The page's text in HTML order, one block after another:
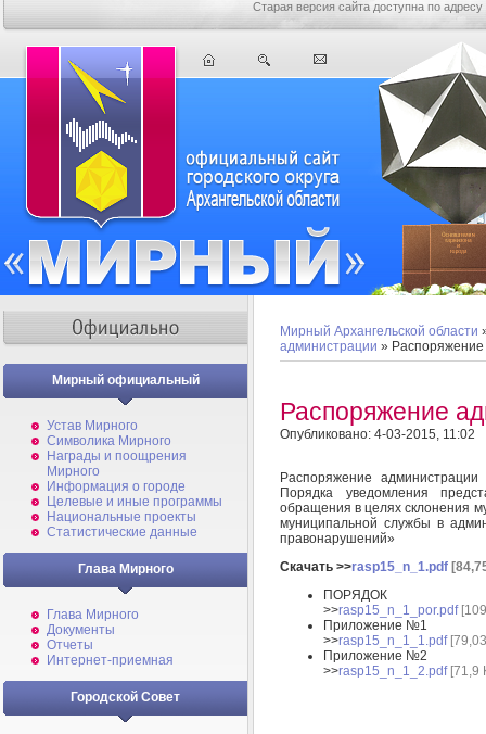
Старая версия сайта доступна по адресу
Мирный официальный
Устав Мирного
Символика Мирного
Награды и поощрения
Мирного
Информация о городе
Целевые и иные программы
Национальные проекты
Статистические данные
Глава Мирного
Глава Мирного
Документы
Отчеты
Интернет-приемная
Городской Совет
Мирный Архангельской области
администрации »
Распоряжение
Опубликовано: 4-03-2015, 11:02
Распоряжение
Порядка уведомления
обращения в целях склонения
муниципальной службы в
правонарушений»
Скачать >>rasp15_n_1.pdf
ПОРЯДОК
>>rasp15_n_1_por.pdf
Приложение №1
>>rasp15_n_1_1.pdf
Приложение №2
>>rasp15_n_1_2.pdf[71,9